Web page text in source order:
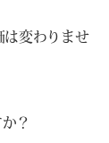
は変わりませ
？